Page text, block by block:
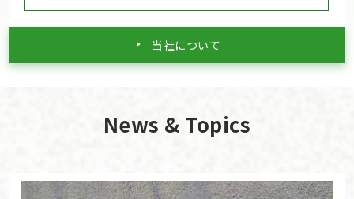
当社について
News & Topics